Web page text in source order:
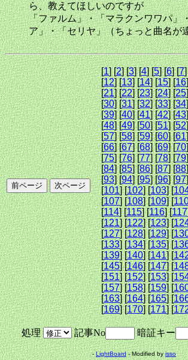
ら、教えてほしいのですが
「ファルム」・「マラクンワワパ」
ア」・「セリヤ」（ちょっと曲名が
[1] [2] [3] [4] [5] [6] [7
[12] [13] [14] [15] [16
[21] [22] [23] [24] [25
[30] [31] [32] [33] [34
[39] [40] [41] [42] [43
[48] [49] [50] [51] [52
[57] [58] [59] [60] [61
[66] [67] [68] [69] [70
[75] [76] [77] [78] [79
[84] [85] [86] [87] [88
[93] [94] [95] [96] [97
[101] [102] [103] [
[107] [108] [109] [
[114] [115] [116] [117
[121] [122] [123] [
[127] [128] [129] [
[133] [134] [135] [
[139] [140] [141] [
[145] [146] [147] [
[151] [152] [153] [
[157] [158] [159] [
[163] [164] [165] [
[169] [170] [171] [
処理 記事No 暗証キー
-LightBoard- Modified byisso